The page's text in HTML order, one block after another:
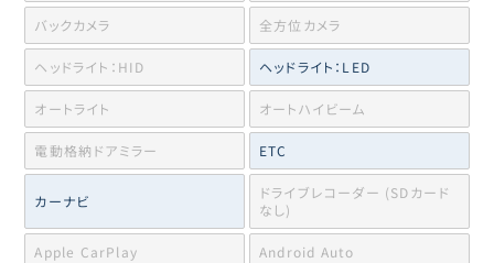
バックカメラ 全方位カメラ
ヘッドライト：HID ヘッドライト：LED
オートライト オートハイビーム
電動格納ドアミラー ETC
カーナビ
ドライブレコーダー (SDカード
なし)
Apple CarPlay Android Auto